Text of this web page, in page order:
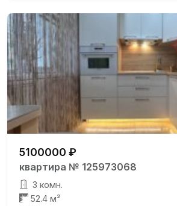
5100000 ₽
квартира № 125973068
3 комн.
52.4 м²